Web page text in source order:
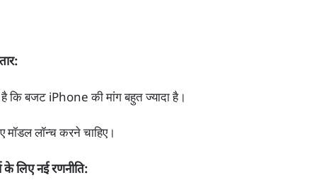
कि बजट iPhone की मांग बहुत ज्यादा है।
लॉन्च करने चाहिए।
के लिए नई रणनीति: